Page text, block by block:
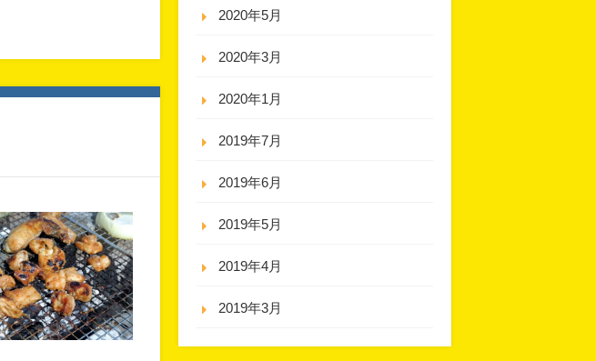
2020年5月
2020年3月
2020年1月
2019年7月
2019年6月
2019年5月
2019年4月
2019年3月